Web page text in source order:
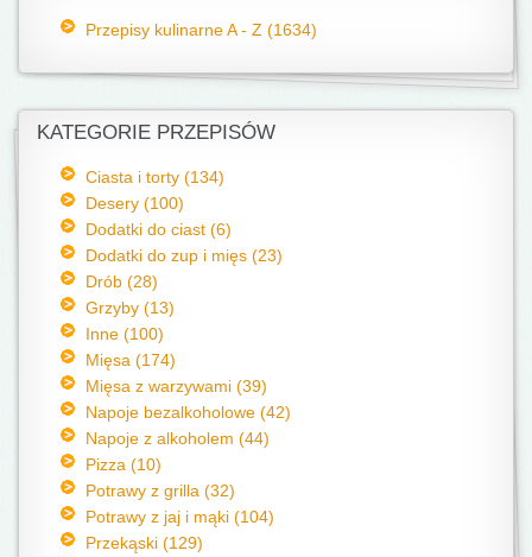
Przepisy kulinarne A - Z (1634)
KATEGORIE PRZEPISÓW
Ciasta i torty (134)
Desery (100)
Dodatki do ciast (6)
Dodatki do zup i mięs (23)
Drób (28)
Grzyby (13)
Inne (100)
Mięsa (174)
Mięsa z warzywami (39)
Napoje bezalkoholowe (42)
Napoje z alkoholem (44)
Pizza (10)
Potrawy z grilla (32)
Potrawy z jaj i mąki (104)
Przekąski (129)